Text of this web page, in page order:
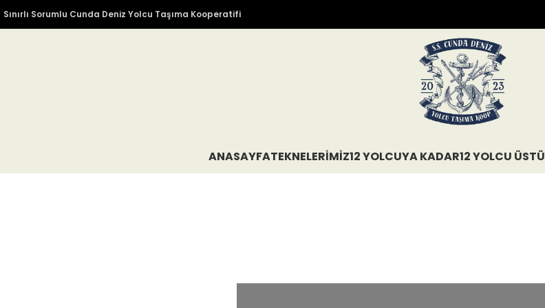
Sınırlı Sorumlu Cunda Deniz Yolcu Taşıma Kooperatifi
ANASAYFATEKNELERIMIZ12 YOLCUYA KADAR12 YOLCU ÜSTÜ